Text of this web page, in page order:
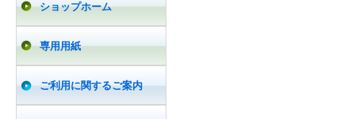
ショップホーム
専用用紙
ご利用に関するご案内